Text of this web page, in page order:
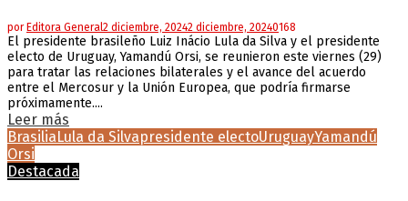
por Editora General2 diciembre, 20242 diciembre, 20240168
El presidente brasileño Luiz Inácio Lula da Silva y el presidente
electo de Uruguay, Yamandú Orsi, se reunieron este viernes (29)
para tratar las relaciones bilaterales y el avance del acuerdo
entre el Mercosur y la Unión Europea, que podría firmarse
próximamente....
Leer más
BrasiliaLula da Silvapresidente electoUruguayYamandú
Orsi
Destacada